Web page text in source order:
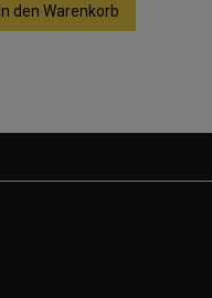
In den Warenkorb